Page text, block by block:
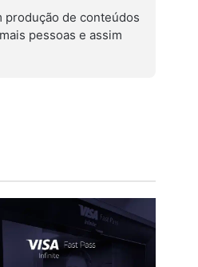
produção de conteúdos
pessoas e assim